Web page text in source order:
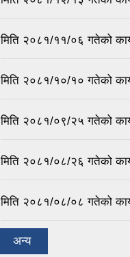
मिति २०८१/११/०६ गतेको
मिति २०८१/१०/१० गतेको
मिति २०८१/०९/२५ गतेको
मिति २०८१/०८/२६ गतेको
मिति २०८१/०८/०८ गतेको
अन्य